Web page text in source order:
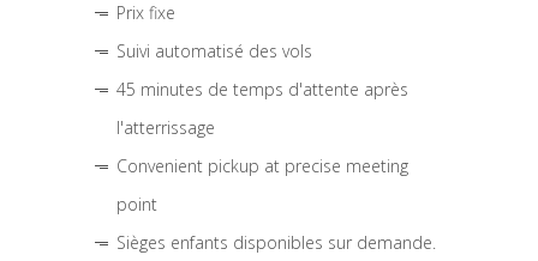
Prix fixe
Suivi automatisé des vols
45 minutes de temps d'attente après
l'atterrissage
Convenient pickup at precise meeting
point
Sièges enfants disponibles sur demande.